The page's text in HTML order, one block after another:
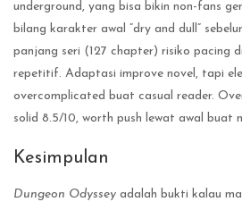
underground, yang bisa bikin non-fans
bilang karakter awal “dry and dull”
panjang seri (127 chapter) risiko pacing
repetitif. Adaptasi improve novel, tapi
overcomplicated buat casual reader.
solid 8.5/10, worth push lewat awal buat
Kesimpulan
Dungeon Odyssey adalah bukti kalau